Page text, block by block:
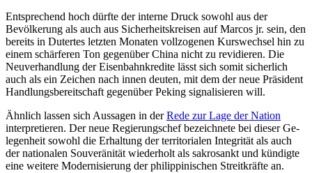
Entsprechend hoch dürfte der interne Druck sowohl aus der
Bevölkerung als auch aus Sicherheitskreisen auf Marcos jr. sein, den
bereits in Dutertes letzten Monaten vollzogenen Kurswechsel hin zu
einem schärferen Ton gegenüber China nicht zu revidieren. Die
Neuverhandlung der Eisen­bahnkredite lässt sich somit sicherlich
auch als ein Zeichen nach innen deuten, mit dem der neue Präsident
Handlungsbereitschaft gegenüber Peking signalisieren will.
Ähnlich lassen sich Aussagen in derRede zur Lage der Nation
interpretieren. Der neue Regierungschef bezeichnete bei dieser Ge­
legenheit sowohl die Erhaltung der terri­torialen Integrität als auch
der nationalen Souveränität wiederholt als sakrosankt und kündigte
eine weitere Modernisierung der philippinischen Streitkräfte an.